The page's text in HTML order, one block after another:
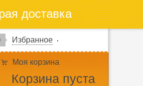
доставка
Избранное
Моя корзина
Корзина пуста